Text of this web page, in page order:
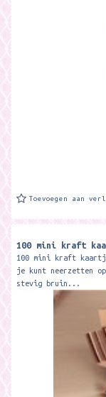
Toevoegen aan
100 mini kraft
100 mini kraft
je kunt neerzetten
stevig bruin...